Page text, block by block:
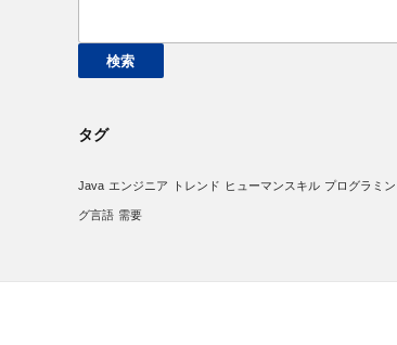
タグ
Java エンジニア トレンド ヒューマンスキル プログラミン
グ言語 需要